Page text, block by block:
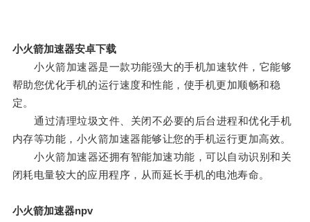
小火箭加速器安卓下载
小火箭加速器是一款功能强大的手机加速软件，它能够
帮助您优化手机的运行速度和性能，使手机更加顺畅和稳
定。
通过清理垃圾文件、关闭不必要的后台进程和优化手机
内存等功能，小火箭加速器能够让您的手机运行更加高效。
小火箭加速器还拥有智能加速功能，可以自动识别和关
闭耗电量较大的应用程序，从而延长手机的电池寿命。
小火箭加速器npv